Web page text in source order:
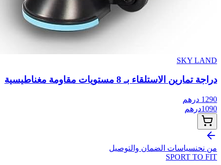
SKY LAND
دراجة تمارين الاستلقاء بـ 8 مستويات مقاومة مغناطيسية
1290 درهم
1090درهم
من نحنسياسات الضمان والتوصيل
SPORT TO FIT